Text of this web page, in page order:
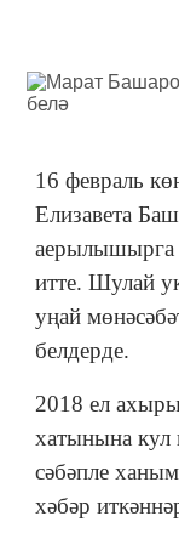
16 февраль
Елизавета
аерылышырга
итте. Шулай
уңай
белдерде.
2018 ел
хатынына кул
сәбәпле
хәбәр